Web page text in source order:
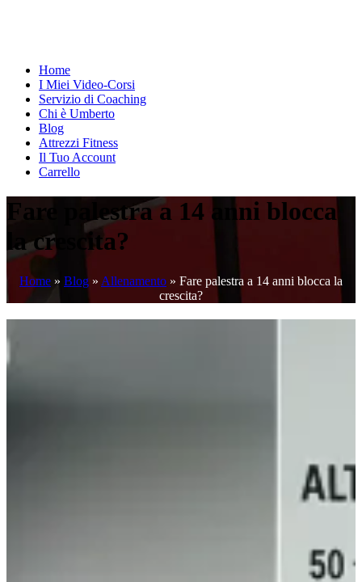
Home
I Miei Video-Corsi
Servizio di Coaching
Chi è Umberto
Blog
Attrezzi Fitness
Il Tuo Account
Carrello
Fare palestra a 14 anni blocca
la crescita?
Home » Blog » Allenamento » Fare palestra a 14 anni blocca la
crescita?